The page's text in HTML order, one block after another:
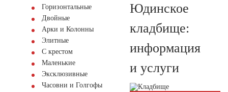
Горизонтальные
Двойные
Арки и Колонны
Элитные
С крестом
Маленькие
Эксклюзивные
Часовни и Голгофы
Юдинское
кладбище:
информация
и услуги